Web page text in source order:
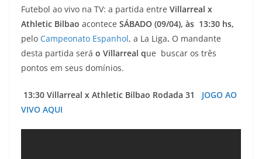
Futebol ao vivo na TV: a partida entre Villarreal x
Athletic Bilbao acontece SÁBADO (09/04), às 13:30 hs,
pelo Campeonato Espanhol, a La Liga. O mandante
desta partida será o Villarreal que buscar os três
pontos em seus domínios.
13:30 Villarreal x Athletic Bilbao Rodada 31 JOGO AO
VIVO AQUI